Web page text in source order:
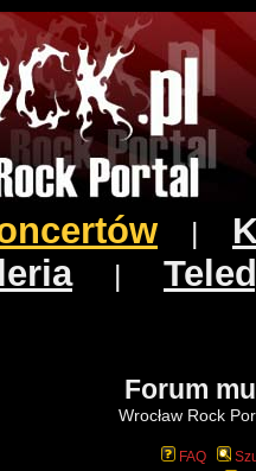
|
Forum
Wrocław Rock
FAQ